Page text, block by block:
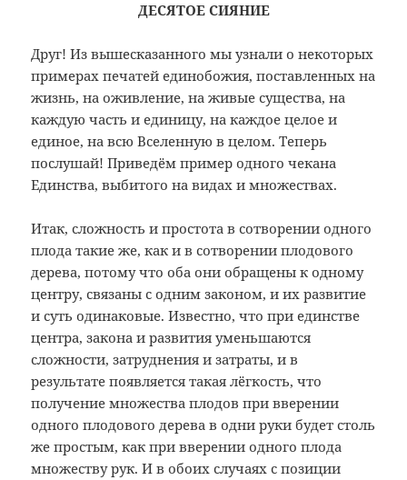
ДЕСЯТОЕ СИЯНИЕ
Друг! Из вышесказанного мы узнали о некоторых
примерах печатей единобожия, поставленных на
жизнь, на оживление, на живые существа, на
каждую часть и единицу, на каждое целое и
единое, на всю Вселенную в целом. Теперь
послушай! Приведём пример одного чекана
Единства, выбитого на видах и множествах.
Итак, сложность и простота в сотворении одного
плода такие же, как и в сотворении плодового
дерева, потому что оба они обращены к одному
центру, связаны с одним законом, и их развитие
и суть одинаковые. Известно, что при единстве
центра, закона и развития уменьшаются
сложности, затруднения и затраты, и в
результате появляется такая лёгкость, что
получение множества плодов при вверении
одного плодового дерева в одни руки будет столь
же простым, как при вверении одного плода
множеству рук. И в обоих случаях с позиции